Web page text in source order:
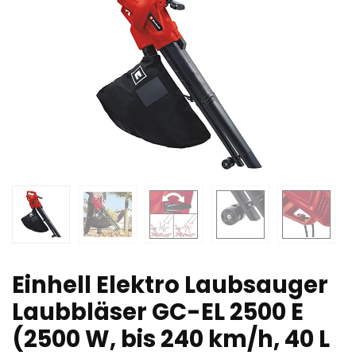
Einhell Elektro Laubsauger
Laubbläser GC-EL 2500 E
(2500 W, bis 240 km/h, 40 L